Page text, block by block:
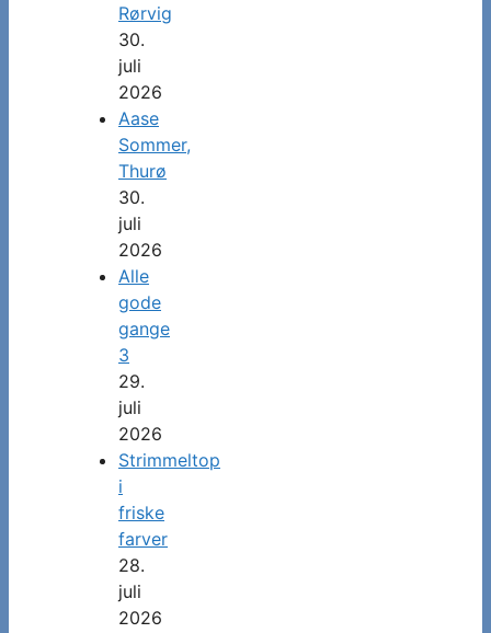
Rørvig
30.
juli
2026
Aase
Sommer,
Thurø
30.
juli
2026
Alle
gode
gange
3
29.
juli
2026
Strimmeltop
i
friske
farver
28.
juli
2026